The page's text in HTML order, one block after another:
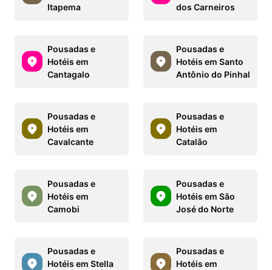
Itapema
dos Carneiros
Pousadas e
Hotéis em
Cantagalo
Pousadas e
Hotéis em Santo
Antônio do Pinhal
Pousadas e
Hotéis em
Cavalcante
Pousadas e
Hotéis em
Catalão
Pousadas e
Hotéis em
Camobi
Pousadas e
Hotéis em São
José do Norte
Pousadas e
Hotéis em Stella
Pousadas e
Hotéis em